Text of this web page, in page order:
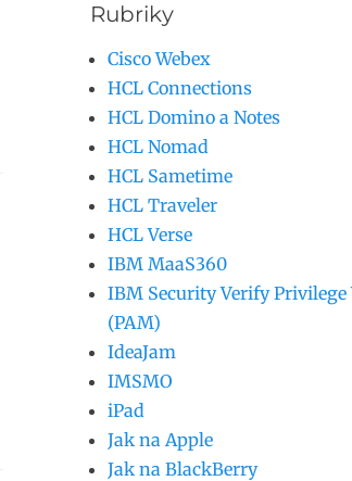
Rubriky
Cisco Webex
HCL Connections
HCL Domino a Notes
HCL Nomad
HCL Sametime
HCL Traveler
HCL Verse
IBM MaaS360
IBM Security Verify Privilege
(PAM)
IdeaJam
IMSMO
iPad
Jak na Apple
Jak na BlackBerry